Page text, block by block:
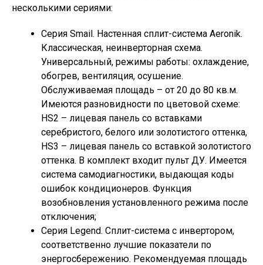
несколькими сериями:
Серия Smail. Настенная сплит-система Aeronik.
Классическая, неинверторная схема.
Универсальный, режимы работы: охлаждение,
обогрев, вентиляция, осушение.
Обслуживаемая площадь – от 20 до 80 кв.м.
Имеются разновидности по цветовой схеме:
HS2 – лицевая панель со вставками
серебристого, белого или золотистого оттенка,
HS3 – лицевая панель со вставкой золотистого
оттенка. В комплект входит пульт ДУ. Имеется
система самодиагностики, выдающая коды
ошибок кондиционеров. Функция
возобновления установленного режима после
отключения;
Серия Legend. Сплит-система с инвертором,
соответственно лучшие показатели по
энергосбережению. Рекомендуемая площадь